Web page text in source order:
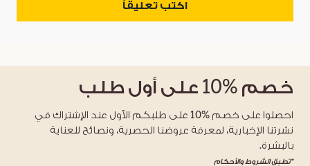
اكتب تعليقاً
خصم %10 على أول طلب
احصلوا على خصم %10 على طلبكم الأول عند الإشتراك في
نشرتنا الإخبارية، لمعرفة عروضنا الحصرية، ونصائح للعناية
بالبشرة.
*تطبق الشروط والأحكام